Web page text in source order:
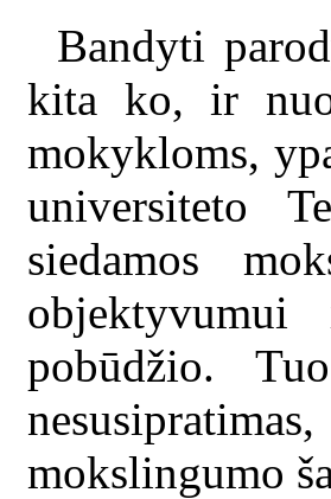
Bandyti
kita ko, ir
mokykloms,
universiteto
siedamos
pobūdžio.
mokslingumo